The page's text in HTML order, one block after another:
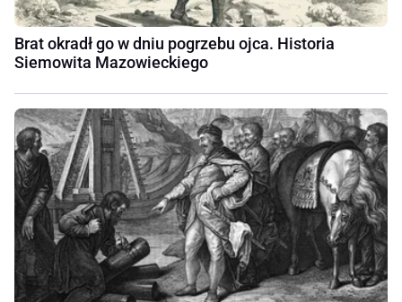
Brat okradł go w dniu pogrzebu ojca. Historia
Siemowita Mazowieckiego